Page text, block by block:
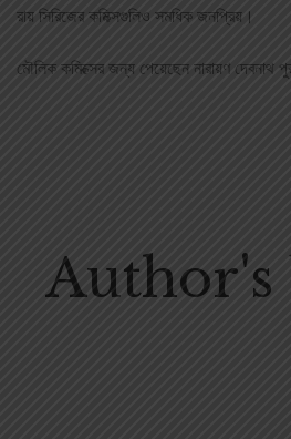
রায় সিরিজের কমিক্সগুলিও সমধিক জনপ্রিয়।
মৌলিক কমিক্সের জন্য পেয়েছেন নারায়ণ দেবনাথ
Author's